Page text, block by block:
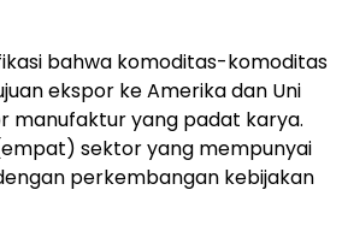
bahwa komoditas-komoditas
ekspor ke Amerika dan Uni
manufaktur yang padat karya.
sektor yang mempunyai
perkembangan kebijakan